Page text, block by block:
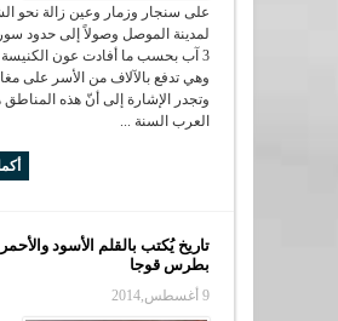
على سنجار وزمار وعين زالة نحو
لمدينة الموصل وصولاً إلى حدود
3 آب بحسب ما أفادت عون الكنيسة
وهي تدفع بالآلاف من الأسر على
وتجدر الإشارة إلى أنّ هذه
العرب السنة ...
تاريخ يُكتب بالقلم الأسود
بطرس قوجا
9 أغسطس,2014